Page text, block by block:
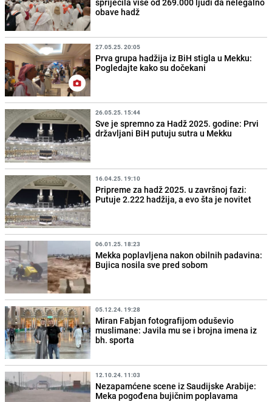
obave hadž
27.05.25. 20:05
Prva grupa hadžija iz BiH stigla u Mekku:
Pogledajte kako su dočekani
26.05.25. 15:44
Sve je spremno za Hadž 2025. godine: Prvi
državljani BiH putuju sutra u Mekku
16.04.25. 19:10
Pripreme za hadž 2025. u završnoj fazi:
Putuje 2.222 hadžija, a evo šta je novitet
06.01.25. 18:23
Mekka poplavljena nakon obilnih padavina:
Bujica nosila sve pred sobom
05.12.24. 19:28
Miran Fabjan fotografijom oduševio
muslimane: Javila mu se i brojna imena iz
bh. sporta
12.10.24. 11:03
Nezapamćene scene iz Saudijske Arabije:
Meka pogođena bujičnim poplavama